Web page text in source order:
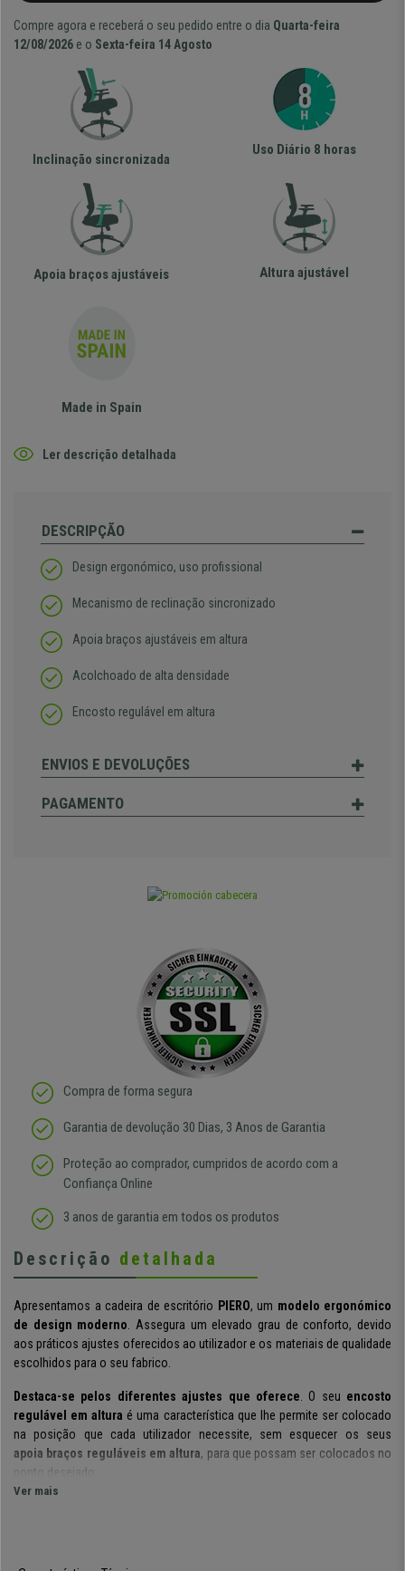
Compre agora e receberá o seu pedido entre o dia Quarta-feira
12/08/2026 e o Sexta-feira 14 Agosto
Inclinação sincronizada
Uso Diário 8 horas
Apoia braços ajustáveis Altura ajustável
Made in Spain
Ler descrição detalhada
DESCRIPÇÃO
Design ergonómico, uso profissional
Mecanismo de reclinação sincronizado
Apoia braços ajustáveis em altura
Acolchoado de alta densidade
Encosto regulável em altura
ENVIOS E DEVOLUÇÕES
PAGAMENTO
Compra de forma segura
Garantia de devolução 30 Dias, 3 Anos de Garantia
Proteção ao comprador, cumpridos de acordo com a
Confiança Online
3 anos de garantia em todos os produtos
Descrição detalhada
Apresentamos a cadeira de escritório PIERO, um modelo ergonómico
de design moderno . Assegura um elevado grau de conforto, devido
aos práticos ajustes oferecidos ao utilizador e os materiais de qualidade
escolhidos para o seu fabrico.
Destaca-se pelos diferentes ajustes que oferece . O seu encosto
regulável em altura é uma característica que lhe permite ser colocado
na posição que cada utilizador necessite, sem esquecer os seus
apoia braços reguláveis em altura, para que possam ser colocados no
ponto desejado.
Ver mais